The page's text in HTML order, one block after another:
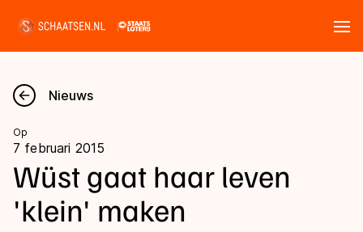
Nieuws
Kalender
Disciplines
Nieuws
Op
7 februari 2015
Wüst gaat haar leven
'klein' maken